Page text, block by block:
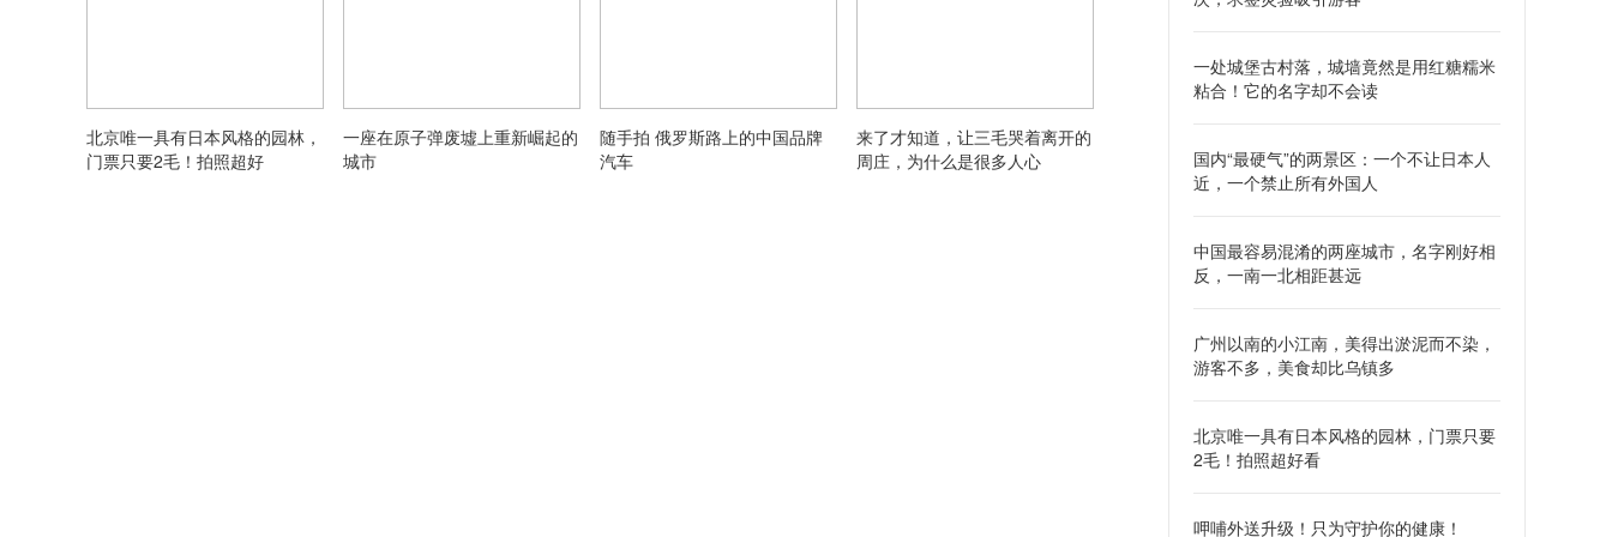
北京唯一具有日本风格的园林，
门票只要2毛！拍照超好
一座在原子弹废墟上重新崛起的
城市
随手拍 俄罗斯路上的中国品牌
汽车
来了才知道，让三毛哭着离开的
周庄，为什么是很多人心
一处城堡古村落，城墙竟然是用红糖糯米
粘合！它的名字却不会读
国内“最硬气”的两景区：一个不让日本人
近，一个禁止所有外国人
中国最容易混淆的两座城市，名字刚好相
反，一南一北相距甚远
广州以南的小江南，美得出淤泥而不染，
游客不多，美食却比乌镇多
北京唯一具有日本风格的园林，门票只要
2毛！拍照超好看
呷哺外送升级！只为守护你的健康！